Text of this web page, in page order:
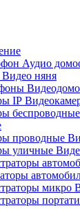
Аудио
Видео няня